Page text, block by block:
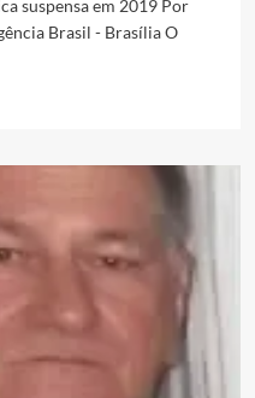
suspensa em 2019 Por
Brasil - Brasília O